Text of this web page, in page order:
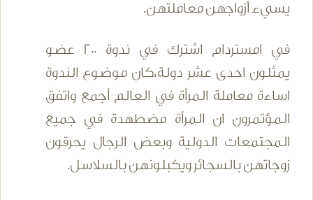
يسيء أزواجهن معاملتهن.
في امستردام اشترك في ندوة 200 عضو
يمثلون احدى عشر دولة،كان موضوع الندوة
اساءة معاملة المرأة في العالم أجمع واتفق
المؤتمرون ان المرأة مضطهدة في جميع
المجتمعات الدولية وبعض الرجال يحرقون
زوجاتهن بالسجائر ويكبلونهن بالسلاسل.